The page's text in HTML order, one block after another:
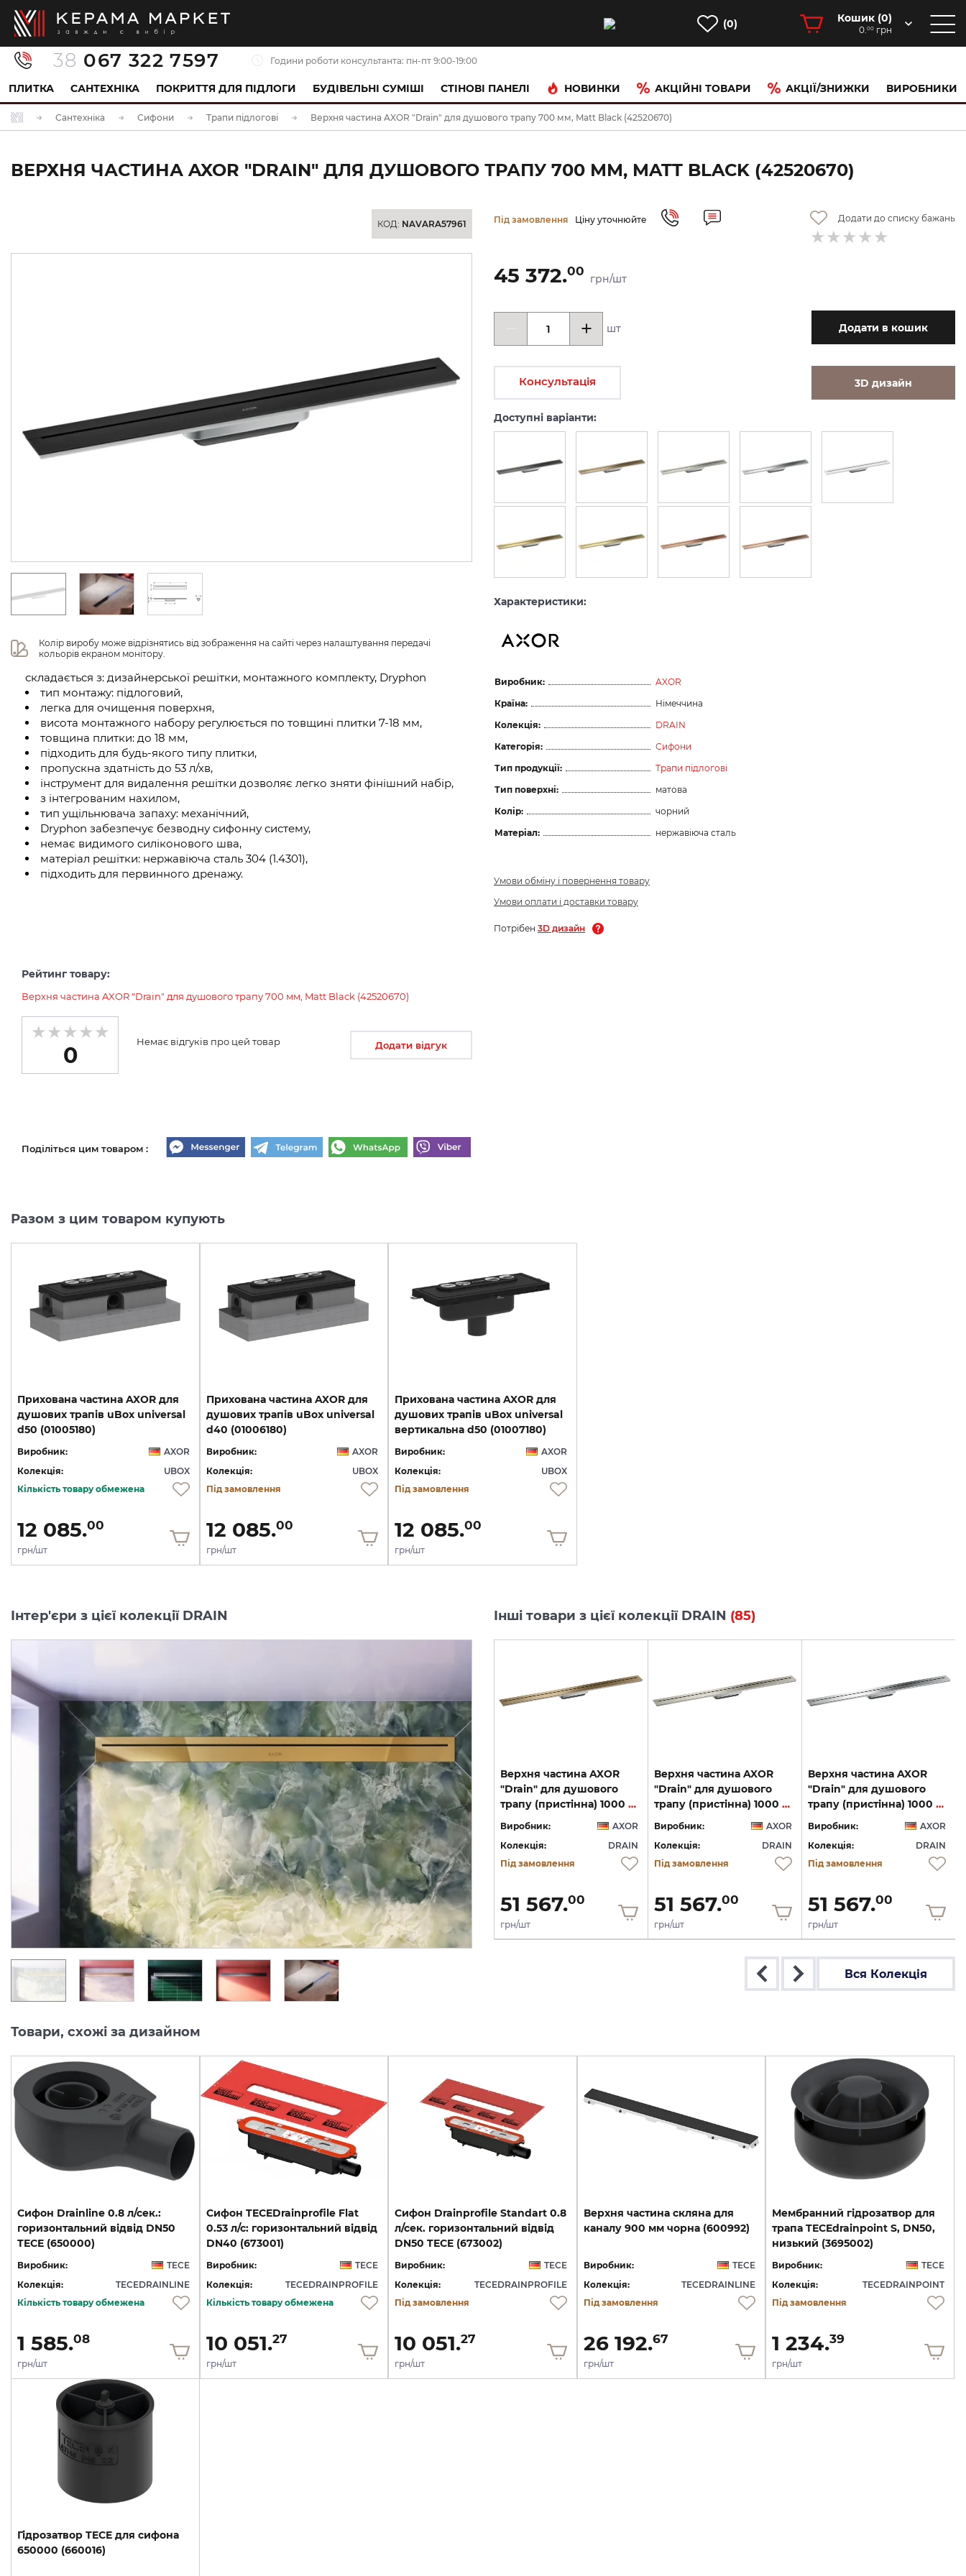
(0) Кошик (0)
0.00 грн
38 067 322 7597 Години роботи консультанта: пн-пт 9:00-19:00
ПЛИТКА САНТЕХНІКА ПОКРИТТЯ ДЛЯ ПІДЛОГИ БУДІВЕЛЬНІ СУМІШІ CТІНОВІ ПАНЕЛІ НОВИНКИ АКЦІЙНІ ТОВАРИ АКЦІЇ/ЗНИЖКИ ВИРОБНИКИ
Сантехніка Сифони Трапи підлогові Верхня частина AXOR "Drain" для душового трапу 700 мм, Matt Black (42520670)
ВЕРХНЯ ЧАСТИНА AXOR "DRAIN" ДЛЯ ДУШОВОГО ТРАПУ 700 ММ, MATT BLACK (42520670)
КОД: NAVARA57961
Колір виробу може відрізнятись від зображення на сайті через налаштування передачі
кольорів екраном монітору.
складається з: дизайнерської решітки, монтажного комплекту, Dryphon
тип монтажу: підлоговий,
легка для очищення поверхня,
висота монтажного набору регулюється по товщині плитки 7-18 мм,
товщина плитки: до 18 мм,
підходить для будь-якого типу плитки,
пропускна здатність до 53 л/хв,
інструмент для видалення решітки дозволяє легко зняти фінішний набір,
з інтегрованим нахилом,
тип ущільнювача запаху: механічний,
Dryphon забезпечує безводну сифонну систему,
немає видимого силіконового шва,
матеріал решітки: нержавіюча сталь 304 (1.4301),
підходить для первинного дренажу.
Під замовлення Ціну уточнюйте Додати до списку бажань
45 372.00
грн/шт
шт Додати в кошик
Консультація 3D дизайн
Доступні варіанти:
Характеристики:
Виробник:
AXOR
Країна:
Німеччина
Колекція:
DRAIN
Категорія:
Сифони
Тип продукції:
Трапи підлогові
Тип поверхні:
матова
Колір:
чорний
Матеріал:
нержавіюча сталь
Умови обміну і повернення товару
Умови оплати і доставки товару
Потрібен 3D дизайн
Рейтинг товару:
Верхня частина AXOR "Drain" для душового трапу 700 мм, Matt Black (42520670)
0
Немає відгуків про цей товар Додати відгук
Поділіться цим товаром :
Разом з цим товаром купують
Прихована частина AXOR для
душових трапів uBox universal
d50 (01005180)
Виробник:
AXOR
Колекція:
UBOX
Кількість товару обмежена
12 085.00
грн/шт
Прихована частина AXOR для
душових трапів uBox universal
d40 (01006180)
Виробник:
AXOR
Колекція:
UBOX
Під замовлення
12 085.00
грн/шт
Прихована частина AXOR для
душових трапів uBox universal
вертикальна d50 (01007180)
Виробник:
AXOR
Колекція:
UBOX
Під замовлення
12 085.00
грн/шт
Інтер'єри з цієї колекції DRAIN Інші товари з цієї колекції DRAIN (85)
Верхня частина AXOR
"Drain" для душового
трапу (пристінна) 900 мм, Brushed Bronze (42527140)
Під замовлення
51 223.00
Верхня частина AXOR
"Drain" для душового
трапу (пристінна) 900 мм, Brushed Stainless Steel (42527800)
Виробник:
AXOR
Колекція:
DRAIN
Під замовлення
51 223.00
грн/шт
Верхня частина AXOR
"Drain" для душового
Виробник:
AXOR
Колекція:
DRAIN
Під замовлення
51 223.00
грн/шт
Верхня частина AXOR
"Drain" для душового
трапу (пристінна) 1000 мм, Brushed Bronze (42528140)
Виробник:
AXOR
Колекція:
DRAIN
Під замовлення
51 567.00
грн/шт
Верхня частина AXOR
"Drain" для душового
трапу (пристінна) 1000 мм, Brushed Stainless Steel (42528800)
Виробник:
AXOR
Колекція:
DRAIN
Під замовлення
51 567.00
грн/шт
Верхня частина AXOR
"Drain" для душового
трапу (пристінна) 1000 мм, Chrome (42528000)
Виробник:
AXOR
Колекція:
DRAIN
Під замовлення
51 567.00
грн/шт
Вся Колекція
Товари, схожі за дизайном
Cифон Drainline 0.8 л/сек.:
горизонтальний відвід DN50
TECE (650000)
Виробник:
TECE
Колекція:
TECEDRAINLINE
Кількість товару обмежена
1 585.08
грн/шт
Cифон TECEDrainprofile Flat
0.53 л/с: горизонтальний відвід
DN40 (673001)
Виробник:
TECE
Колекція:
TECEDRAINPROFILE
Кількість товару обмежена
10 051.27
грн/шт
Cифон Drainprofile Standart 0.8
л/сек. горизонтальний відвід
DN50 TECE (673002)
Виробник:
TECE
Колекція:
TECEDRAINPROFILE
Під замовлення
10 051.27
грн/шт
Верхня частина скляна для
каналу 900 мм чорна (600992)
Виробник:
TECE
Колекція:
TECEDRAINLINE
Під замовлення
26 192.67
грн/шт
Мембранний гідрозатвор для
трапа TECEdrainpoint S, DN50,
низький (3695002)
Виробник:
TECE
Колекція:
TECEDRAINPOINT
Під замовлення
1 234.39
грн/шт
Гідрозатвор TECE для сифона
650000 (660016)